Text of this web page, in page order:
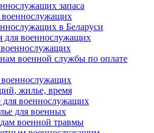
запаса
в Беларуси
для военнослужащих
военной службы по оплате
жилье, время
для военнослужащих
для военных
военной травмы